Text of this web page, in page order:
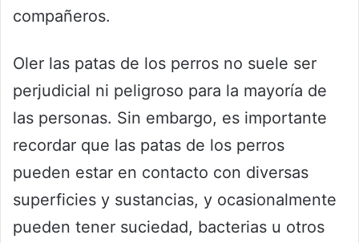
compañeros.
Oler las patas de los perros no suele ser
perjudicial ni peligroso para la mayoría de
las personas. Sin embargo, es importante
recordar que las patas de los perros
pueden estar en contacto con diversas
superficies y sustancias, y ocasionalmente
pueden tener suciedad, bacterias u otros